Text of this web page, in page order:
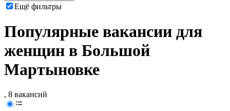
Ещё фильтры
Популярные вакансии для
женщин в Большой
Мартыновке
, 8 вакансий